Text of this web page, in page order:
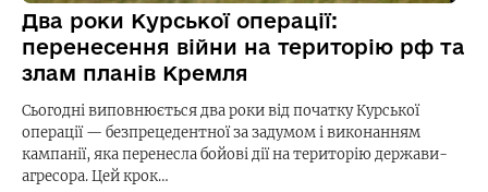
Два роки Курської операції:
перенесення війни на територію рф та
злам планів Кремля
Сьогодні виповнюється два роки від початку Курської
операції — безпрецедентної за задумом і виконанням
кампанії, яка перенесла бойові дії на територію держави-
агресора. Цей крок…